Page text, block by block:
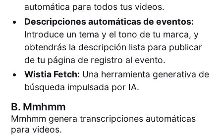
automática para todos tus videos.
Descripciones automáticas de eventos:
Introduce un tema y el tono de tu marca, y
obtendrás la descripción lista para publicar
de tu página de registro al evento.
Wistia Fetch: Una herramienta generativa de
búsqueda impulsada por IA.
B. Mmhmm
Mmhmm genera transcripciones automáticas
para videos.